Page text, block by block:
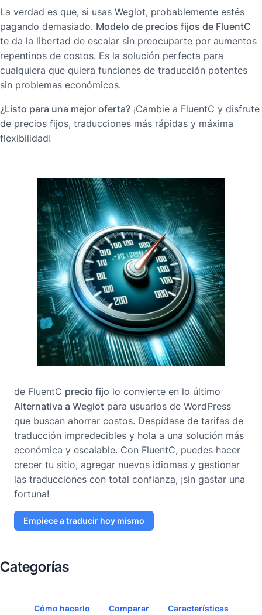
La verdad es que, si usas Weglot, probablemente estés
pagando demasiado. Modelo de precios fijos de FluentC
te da la libertad de escalar sin preocuparte por aumentos
repentinos de costos. Es la solución perfecta para
cualquiera que quiera funciones de traducción potentes
sin problemas económicos.
¿Listo para una mejor oferta? ¡Cambie a FluentC y disfrute
de precios fijos, traducciones más rápidas y máxima
flexibilidad!
de FluentC precio fijo lo convierte en lo último
Alternativa a Weglot para usuarios de WordPress
que buscan ahorrar costos. Despídase de tarifas de
traducción impredecibles y hola a una solución más
económica y escalable. Con FluentC, puedes hacer
crecer tu sitio, agregar nuevos idiomas y gestionar
las traducciones con total confianza, ¡sin gastar una
fortuna!
Empiece a traducir hoy mismo
Categorías
Cómo hacerlo Comparar
Características